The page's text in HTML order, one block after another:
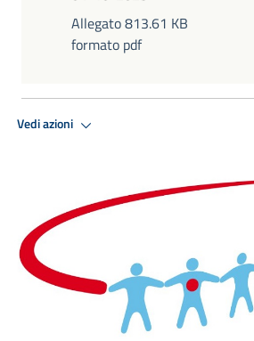
Allegato 813.61 KB
formato pdf
Vedi azioni